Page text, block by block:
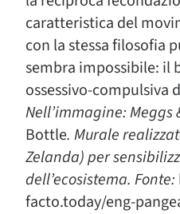
caratteristica del
con la stessa filosofia
sembra impossibile: il
ossessivo-compulsiva
Nell’immagine: Meggs
Bottle. Murale
Zelanda) per
dell’ecosistema. Fonte:
facto.today/eng-